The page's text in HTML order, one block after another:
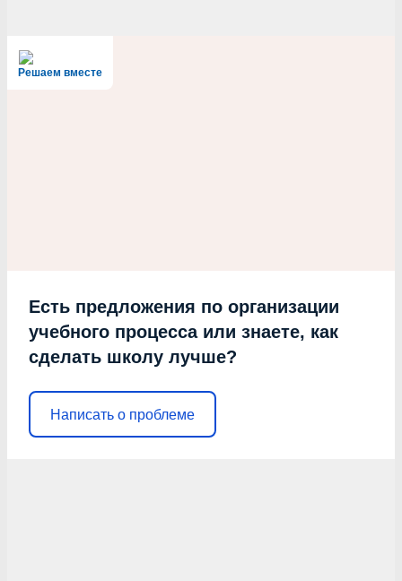
Решаем вместе
Есть предложения по организации
учебного процесса или знаете, как
сделать школу лучше?
Написать о проблеме